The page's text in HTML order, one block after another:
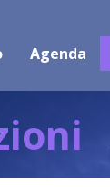
Agenda